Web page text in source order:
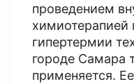
проведением
химиотерапией
гипертермии
городе Самара
применяется.